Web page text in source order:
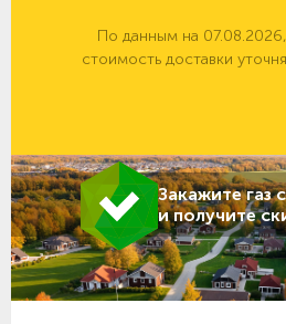
По данным на
стоимость доставки
Закажите газ
и получите